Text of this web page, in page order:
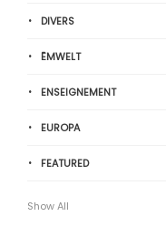
DIVERS
ËMWELT
ENSEIGNEMENT
EUROPA
FEATURED
Show All